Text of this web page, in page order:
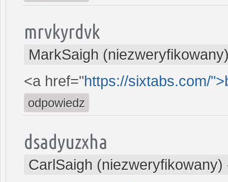
mrvkyrdvk
MarkSaigh
<a href="https://sixtabs.com/
odpowiedz
dsadyuzxha
CarlSaigh (niezweryfikowany)